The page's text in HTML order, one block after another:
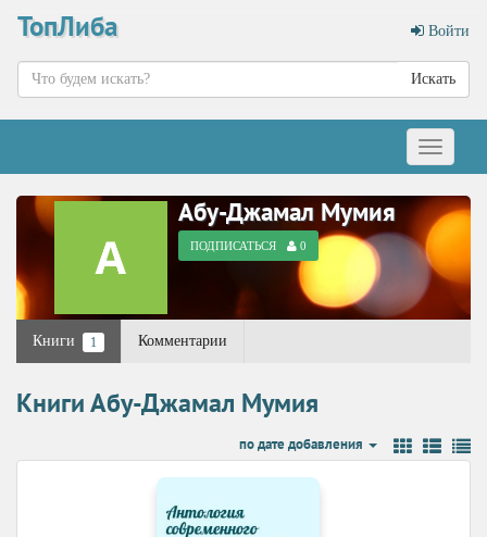
ТопЛиба Войти
Искать
Меню
Абу-Джамал Мумия
ПОДПИСАТЬСЯ 0
Книги 1 Комментарии
Книги Абу-Джамал Мумия
по дате добавления